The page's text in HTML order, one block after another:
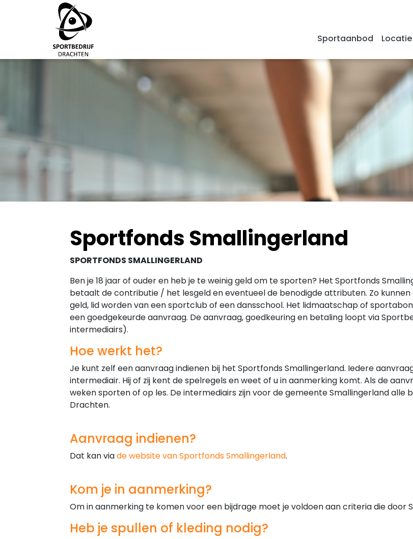
Direct naar de inhoud van de pagina
Sportaanbod
Sportfonds Smallingerland
SPORTFONDS SMALLINGERLAND
Ben je 18 jaar of ouder en heb je te weinig geld om te sporten? Het Sportfonds
betaalt de contributie / het lesgeld en eventueel de benodigde attributen. Zo kunnen
geld, lid worden van een sportclub of een dansschool. Het lidmaatschap of
een goedgekeurde aanvraag. De aanvraag, goedkeuring en betaling loopt via
intermediairs).
Hoe werkt het?
Je kunt zelf een aanvraag indienen bij het Sportfonds Smallingerland. Iedere
intermediair. Hij of zij kent de spelregels en weet of u in aanmerking komt. Als de
weken sporten of op les. De intermediairs zijn voor de gemeente Smallingerland alle
Drachten.
Aanvraag indienen?
Dat kan viade website van Sportfonds Smallingerland.
Kom je in aanmerking?
Om in aanmerking te komen voor een bijdrage moet je voldoen aan criteria die door
Heb je spullen of kleding nodig?